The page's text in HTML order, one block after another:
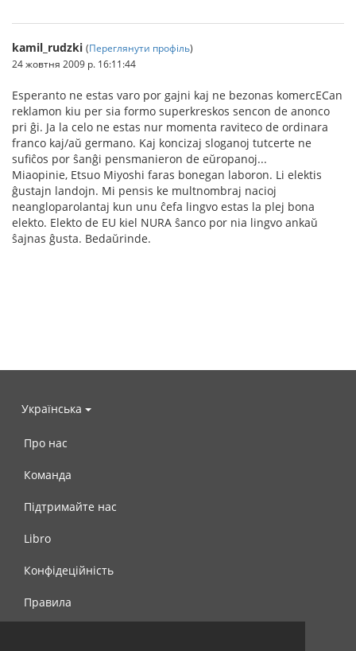
kamil_rudzki (Переглянути профіль)
24 жовтня 2009 р. 16:11:44
Esperanto ne estas varo por gajni kaj ne bezonas komercECan
reklamon kiu per sia formo superkreskos sencon de anonco
pri ĝi. Ja la celo ne estas nur momenta raviteco de ordinara
franco kaj/aŭ germano. Kaj koncizaj sloganoj tutcerte ne
sufiĉos por ŝanĝi pensmanieron de eŭropanoj...
Miaopinie, Etsuo Miyoshi faras bonegan laboron. Li elektis
ĝustajn landojn. Mi pensis ke multnombraj nacioj
neangloparolantaj kun unu ĉefa lingvo estas la plej bona
elekto. Elekto de EU kiel NURA ŝanco por nia lingvo ankaŭ
ŝajnas ĝusta. Bedaŭrinde.
Українська
Про нас
Команда
Підтримайте нас
Libro
Конфідеційність
Правила